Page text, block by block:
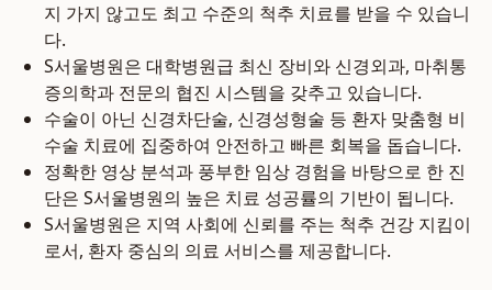
지 가지 않고도 최고 수준의 척추 치료를 받을 수 있습니
다.
S서울병원은 대학병원급 최신 장비와 신경외과, 마취통
증의학과 전문의 협진 시스템을 갖추고 있습니다.
수술이 아닌 신경차단술, 신경성형술 등 환자 맞춤형 비
수술 치료에 집중하여 안전하고 빠른 회복을 돕습니다.
정확한 영상 분석과 풍부한 임상 경험을 바탕으로 한 진
단은 S서울병원의 높은 치료 성공률의 기반이 됩니다.
S서울병원은 지역 사회에 신뢰를 주는 척추 건강 지킴이
로서, 환자 중심의 의료 서비스를 제공합니다.